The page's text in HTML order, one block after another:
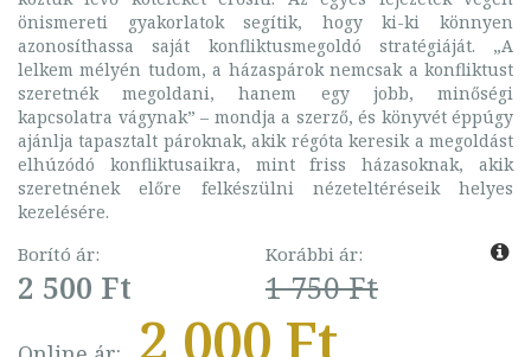
önismereti gyakorlatok segítik, hogy ki-ki könnyen
azonosíthassa saját konfliktusmegoldó stratégiáját. „A
lelkem mélyén tudom, a házaspárok nemcsak a konfliktust
szeretnék megoldani, hanem egy jobb, minőségi
kapcsolatra vágynak” – mondja a szerző, és könyvét éppúgy
ajánlja tapasztalt pároknak, akik régóta keresik a megoldást
elhúzódó konfliktusaikra, mint friss házasoknak, akik
szeretnének előre felkészülni nézeteltéréseik helyes
kezelésére.
Borító ár:
2 500 Ft
Korábbi ár:
1 750 Ft
2 000 Ft